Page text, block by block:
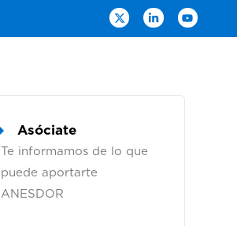
Asóciate
Te informamos de lo que
puede aportarte
ANESDOR